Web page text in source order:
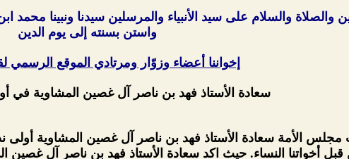
والصلاة والسلام على سيد الأنبياء والمرسلين سيدنا ونبينا
واستن بسنته إلى يوم الدين
إخواننا أعضاء وزوّار ومرتادي الموقع الرسمي
سعادة الأستاذ فهد بن ناصر آل غصين المشاوية في
مجلس الأمة سعادة الأستاذ فهد بن ناصر آل غصين المشاوية أولى
قبل أخواتنا النساء. حيث اكد سعادة الأستاذ فهد بن ناصر آل غصين